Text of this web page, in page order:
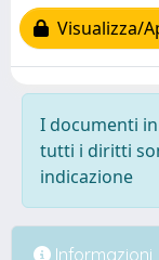
Visualizza/
I documenti
tutti i diritti
indicazione
Informazioni